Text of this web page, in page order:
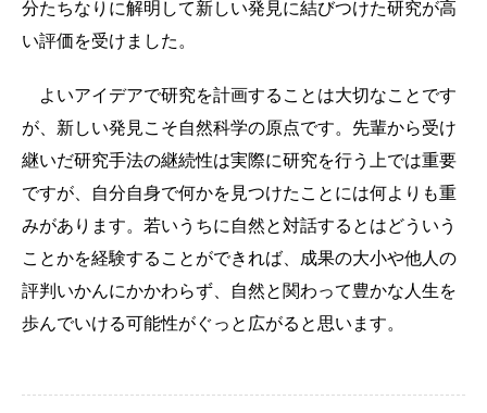
分たちなりに解明して新しい発見に結びつけた研究が高
い評価を受けました。
よいアイデアで研究を計画することは大切なことです
が、新しい発見こそ自然科学の原点です。先輩から受け
継いだ研究手法の継続性は実際に研究を行う上では重要
ですが、自分自身で何かを見つけたことには何よりも重
みがあります。若いうちに自然と対話するとはどういう
ことかを経験することができれば、成果の大小や他人の
評判いかんにかかわらず、自然と関わって豊かな人生を
歩んでいける可能性がぐっと広がると思います。